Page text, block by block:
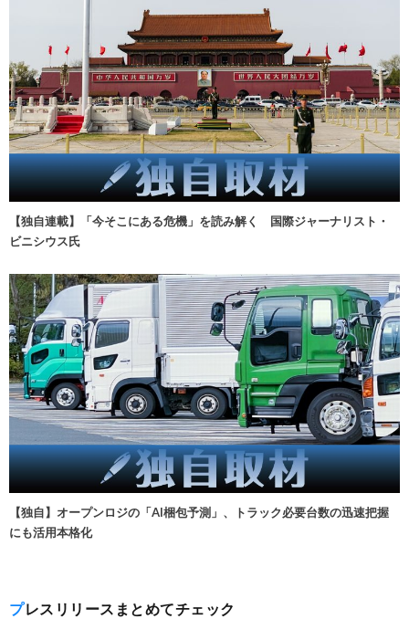
【独自連載】「今そこにある危機」を読み解く 国際ジャーナリスト・
ビニシウス氏
【独自】オープンロジの「AI梱包予測」、トラック必要台数の迅速把握
にも活用本格化
プレスリリースまとめてチェック